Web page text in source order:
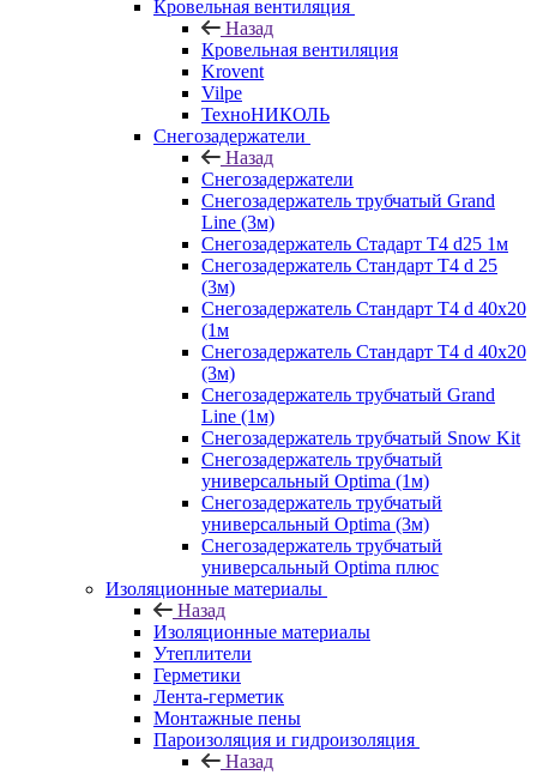
Кровельная вентиляция
Назад
Кровельная вентиляция
Krovent
Vilpe
ТехноНИКОЛЬ
Снегозадержатели
Назад
Снегозадержатели
Снегозадержатель трубчатый Grand
Line (3м)
Снегозадержатель Стадарт Т4 d25 1м
Снегозадержатель Стандарт Т4 d 25
(3м)
Снегозадержатель Стандарт Т4 d 40х20
(1м
Снегозадержатель Стандарт Т4 d 40х20
(3м)
Снегозадержатель трубчатый Grand
Line (1м)
Снегозадержатель трубчатый Snow Kit
Снегозадержатель трубчатый
универсальный Optima (1м)
Снегозадержатель трубчатый
универсальный Optima (3м)
Снегозадержатель трубчатый
универсальный Optima плюс
Изоляционные материалы
Назад
Изоляционные материалы
Утеплители
Герметики
Лента-герметик
Монтажные пены
Пароизоляция и гидроизоляция
Назад